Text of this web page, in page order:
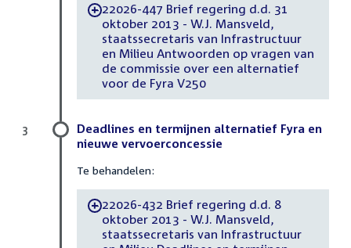
-22026-447 Brief regering d.d. 31
oktober 2013 - W.J. Mansveld,
staatssecretaris van Infrastructuur
en Milieu Antwoorden op vragen van
de commissie over een alternatief
voor de Fyra V250
Deadlines en termijnen alternatief Fyra en
nieuwe vervoerconcessie
Te behandelen:
-22026-432 Brief regering d.d. 8
oktober 2013 - W.J. Mansveld,
staatssecretaris van Infrastructuur
3